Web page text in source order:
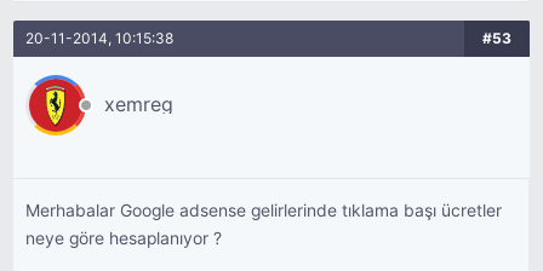
20-11-2014, 10:15:38 #53
xemreg
Merhabalar Google adsense gelirlerinde tıklama başı ücretler
neye göre hesaplanıyor ?